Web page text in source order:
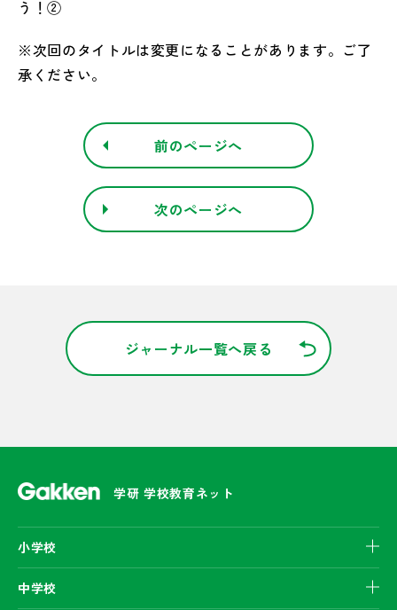
う！②
※次回のタイトルは変更になることがあります。ご了
承ください。
前のページへ
次のページへ
ジャーナル一覧へ戻る
学研 学校教育ネット
小学校
中学校